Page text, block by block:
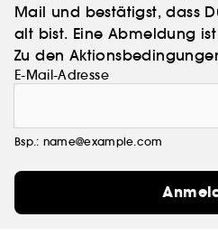
Mail und bestätigst, dass
alt bist. Eine Abmeldung
Zu den
E-Mail-Adresse
Bsp.: name@example.com